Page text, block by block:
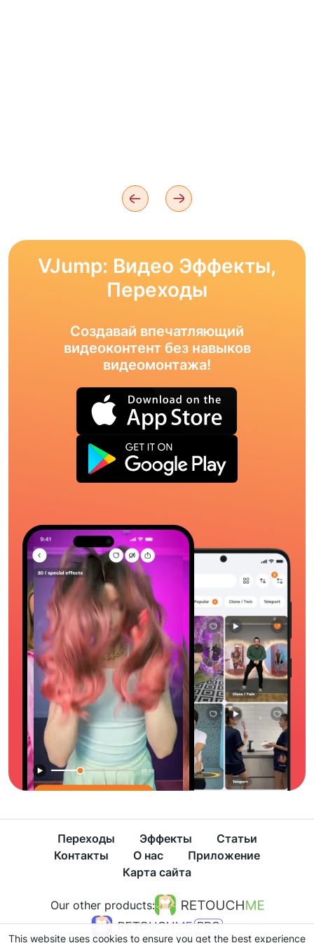
VJump: Видео Эффекты,
Переходы
Создавай впечатляющий
видеоконтент без навыков
видеомонтажа!
Переходы Эффекты
Статьи
Контакты
О нас
Приложение
Карта сайта
Our other products:
This website uses cookies to ensure you get the best experience